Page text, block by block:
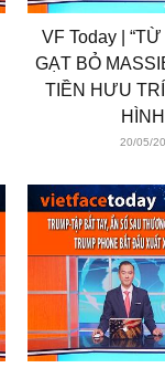
VF Today |
GẠT BỎ
TIỀN HƯU
20/05/